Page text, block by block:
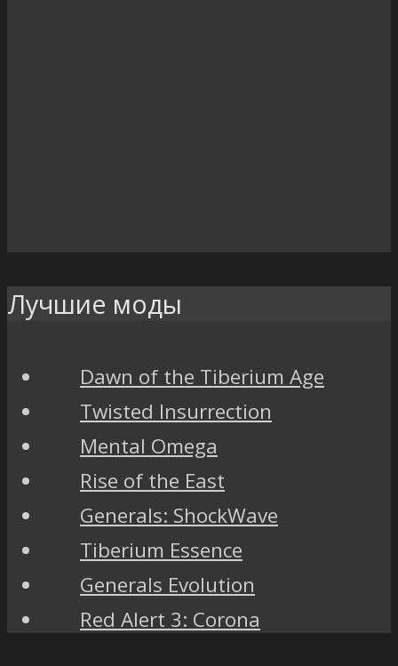
Лучшие моды
Dawn of the Tiberium Age
Twisted Insurrection
Mental Omega
Rise of the East
Generals: ShockWave
Tiberium Essence
Generals Evolution
Red Alert 3: Corona